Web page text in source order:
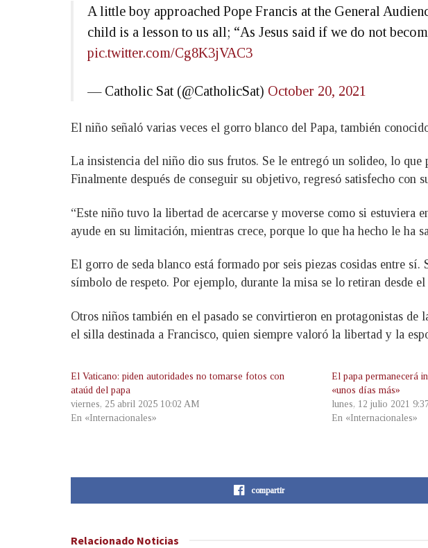
A little boy approached Pope Francis at the General
child is a lesson to us all; “As Jesus said if we do not
pic.twitter.com/Cg8K3jVAC3
— Catholic Sat (@CatholicSat) October 20, 2021
El niño señaló varias veces el gorro blanco del Papa, también
La insistencia del niño dio sus frutos. Se le entregó un solideo, lo
Finalmente después de conseguir su objetivo, regresó satisfecho con
“Este niño tuvo la libertad de acercarse y moverse como si estuviera
ayude en su limitación, mientras crece, porque lo que ha hecho le ha
El gorro de seda blanco está formado por seis piezas cosidas entre
símbolo de respeto. Por ejemplo, durante la misa se lo retiran desde
Otros niños también en el pasado se convirtieron en protagonistas de
el silla destinada a Francisco, quien siempre valoró la libertad y la
El Vaticano: piden autoridades no tomarse fotos con
ataúd del papa
viernes, 25 abril 2025 10:02 AM
En «Internacionales»
El papa permanecerá
«unos días más»
lunes, 12 julio 2021
En «Internacionales»
compartir
Relacionado Noticias